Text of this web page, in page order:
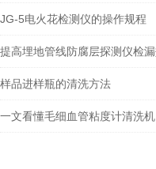
JG-5电火花检测仪的操作规程
样品进样瓶的清洗方法
一文看懂毛细血管粘度计清洗机